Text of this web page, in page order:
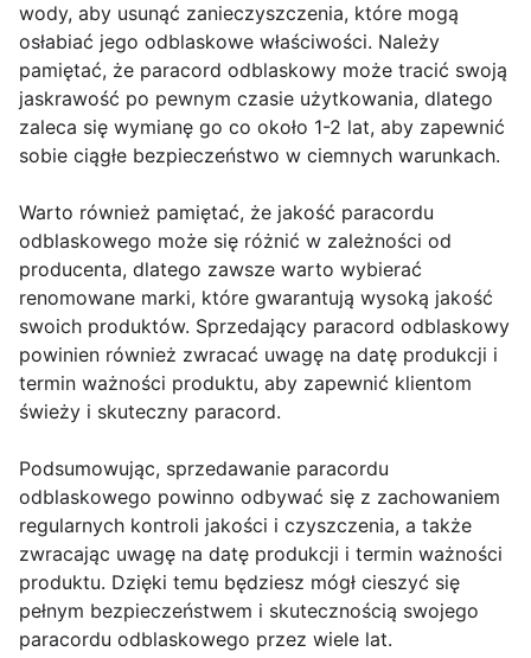
wody, aby usunąć zanieczyszczenia, które mogą
osłabiać jego odblaskowe właściwości. Należy
pamiętać, że paracord odblaskowy może tracić swoją
jaskrawość po pewnym czasie użytkowania, dlatego
zaleca się wymianę go co około 1-2 lat, aby zapewnić
sobie ciągłe bezpieczeństwo w ciemnych warunkach.
Warto również pamiętać, że jakość paracordu
odblaskowego może się różnić w zależności od
producenta, dlatego zawsze warto wybierać
renomowane marki, które gwarantują wysoką jakość
swoich produktów. Sprzedający paracord odblaskowy
powinien również zwracać uwagę na datę produkcji i
termin ważności produktu, aby zapewnić klientom
świeży i skuteczny paracord.
Podsumowując, sprzedawanie paracordu
odblaskowego powinno odbywać się z zachowaniem
regularnych kontroli jakości i czyszczenia, a także
zwracając uwagę na datę produkcji i termin ważności
produktu. Dzięki temu będziesz mógł cieszyć się
pełnym bezpieczeństwem i skutecznością swojego
paracordu odblaskowego przez wiele lat.